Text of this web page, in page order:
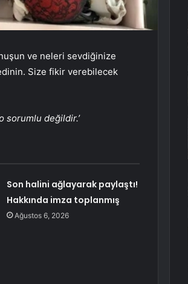
ve neleri sevdiğinize
Size fikir verebilecek
sorumlu değildir.’
Son halini ağlayarak paylaştı!
Hakkında imza toplanmış
Ağustos 6, 2026